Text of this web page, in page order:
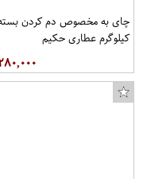
چای به مخصوص دم کردن
کیلوگرم عطاری حکیم